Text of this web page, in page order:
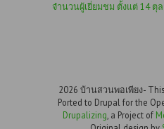
จำนวนผู้เยี่ยมชม ตั้งแต่ 14 ตุล
2026 บ้านสวนพอเพียง-
Ported to Drupal for the
Drupalizing , a Project of